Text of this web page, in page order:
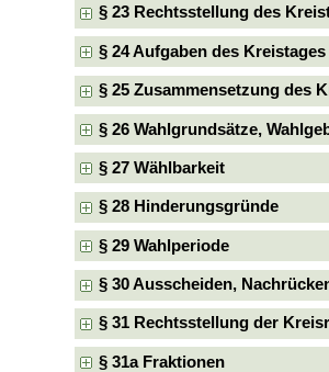
§ 23 Rechtsstellung des
§ 24 Aufgaben des Kreistages
§ 25 Zusammensetzung des
§ 26 Wahlgrundsätze,
§ 27 Wählbarkeit
§ 28 Hinderungsgründe
§ 29 Wahlperiode
§ 30 Ausscheiden,
§ 31 Rechtsstellung der
§ 31a Fraktionen